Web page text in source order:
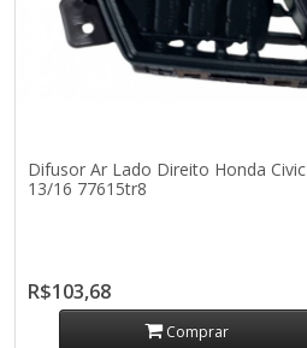
Difusor Ar Lado Direito Honda Civic
13/16 77615tr8
R$103,68
Comprar